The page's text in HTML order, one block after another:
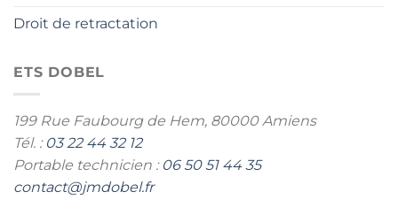
Droit de retractation
ETS DOBEL
199 Rue Faubourg de Hem, 80000 Amiens
Tél. : 03 22 44 32 12
Portable technicien : 06 50 51 44 35
contact@jmdobel.fr